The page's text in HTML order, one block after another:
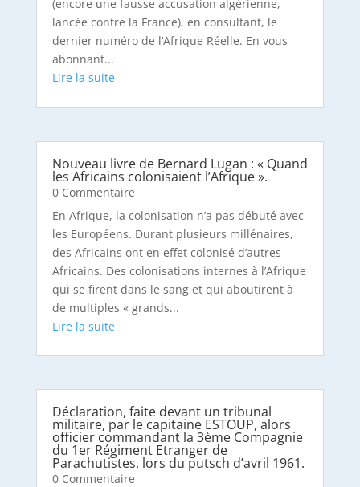
(encore une fausse accusation algérienne,
lancée contre la France), en consultant, le
dernier numéro de l’Afrique Réelle. En vous
abonnant...
Nouveau livre de Bernard Lugan : « Quand
les Africains colonisaient l’Afrique ».
0 Commentaire
En Afrique, la colonisation n’a pas débuté avec
les Européens. Durant plusieurs millénaires,
des Africains ont en effet colonisé d’autres
Africains. Des colonisations internes à l’Afrique
qui se firent dans le sang et qui aboutirent à
de multiples « grands...
Déclaration, faite devant un tribunal
militaire, par le capitaine ESTOUP, alors
officier commandant la 3ème Compagnie
du 1er Régiment Etranger de
Parachutistes, lors du putsch d’avril 1961.
0 Commentaire